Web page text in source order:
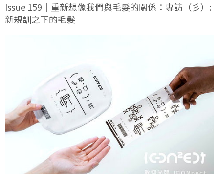
Issue 159｜重新想像我們與毛髮的關係：專訪（彡）:
新規訓之下的毛髮